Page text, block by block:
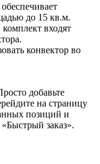
до 15 кв.м.
входят
конвектор во
добавьте
на страницу
позиций и
заказ».